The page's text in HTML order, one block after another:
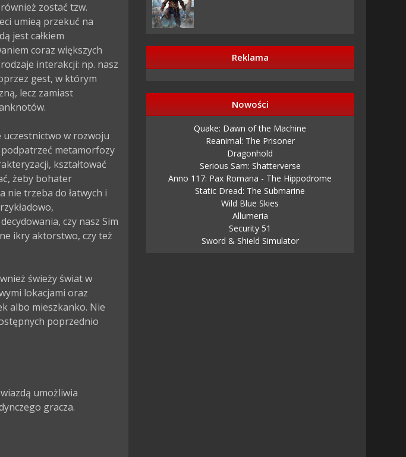
zostać tzw.
umieą przekuć na
jest całkiem
coraz większych
interakcji: np. nasz
gest, w którym
lecz zamiast
uczestnictwo w rozwoju
metamorfozy
kształtować
żeby bohater
nie trzeba do łatwych i
czy nasz Sim
ikry aktorstwo, czy też
świeży świat w
lokacjami oraz
albo mieszkanko. Nie
poprzednio
umożliwia
gracza.
Reklama
Nowości
Quake: Dawn of the Machine
Reanimal: The Prisoner
Dragonhold
Serious Sam: Shatterverse
Anno 117: Pax Romana - The Hippodrome
Static Dread: The Submarine
Wild Blue Skies
Allumeria
Security 51
Sword & Shield Simulator